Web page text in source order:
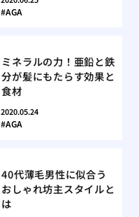
AGA
ミネラルの力！亜鉛と鉄
分が髪にもたらす効果と
食材
2020.05.24
AGA
40代薄毛男性に似合う
おしゃれ坊主スタイルと
は